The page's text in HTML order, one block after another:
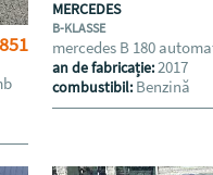
MERCEDES
B-KLASSE
mercedes B 180
an de fabricație:2017
combustibil: Benzină